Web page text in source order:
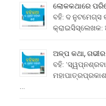
ଲୋକକଥାରେ
ବହି: ଦ ନୁଟମେଗ୍ସ
କ୍ରାଇସିସ୍ଲେଖକ:
ଅଳ୍ପ କଥା, ଗଭୀର
ବହି:
…